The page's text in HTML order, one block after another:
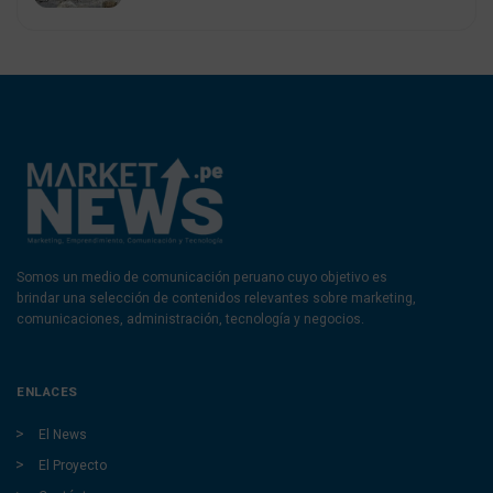
Somos un medio de comunicación peruano cuyo objetivo es
brindar una selección de contenidos relevantes sobre marketing,
comunicaciones, administración, tecnología y negocios.
ENLACES
El News
El Proyecto